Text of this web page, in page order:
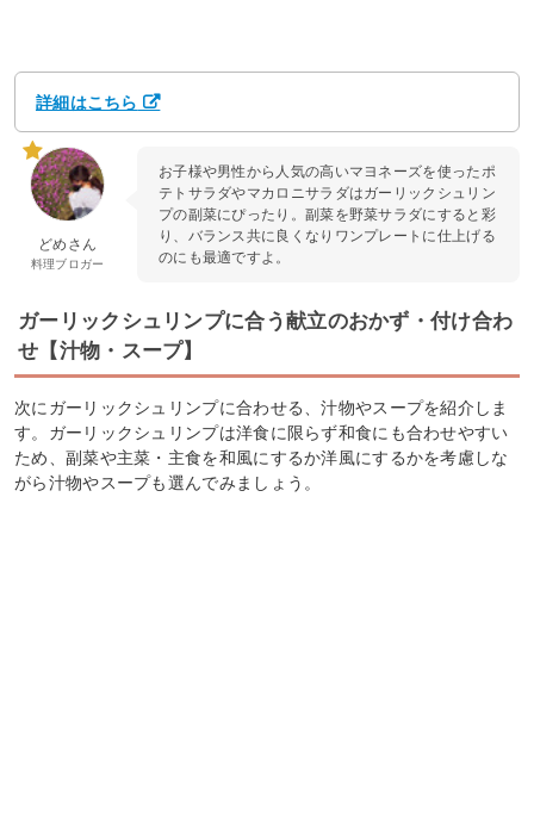
詳細はこちら
どめさん
料理ブロガー
お子様や男性から人気の高いマヨネーズを使ったポ
テトサラダやマカロニサラダはガーリックシュリン
プの副菜にぴったり。副菜を野菜サラダにすると彩
り、バランス共に良くなりワンプレートに仕上げる
のにも最適ですよ。
ガーリックシュリンプに合う献立のおかず・付け合わ
せ【汁物・スープ】
次にガーリックシュリンプに合わせる、汁物やスープを紹介しま
す。ガーリックシュリンプは洋食に限らず和食にも合わせやすい
ため、副菜や主菜・主食を和風にするか洋風にするかを考慮しな
がら汁物やスープも選んでみましょう。